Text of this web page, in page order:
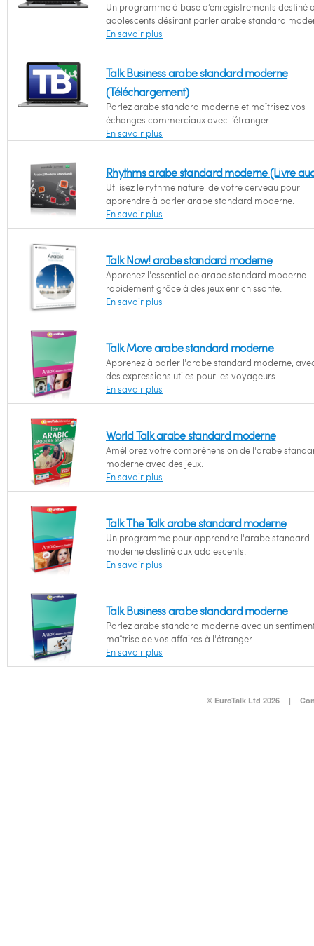
Un programme à base d’enregistrements destiné
adolescents désirant parler arabe standard
En savoir plus
Talk Business arabe standard moderne
(Téléchargement)
Parlez arabe standard moderne et maîtrisez vos
échanges commerciaux avec l’étranger.
En savoir plus
Rhythms arabe standard moderne (Livre
Utilisez le rythme naturel de votre cerveau pour
apprendre à parler arabe standard moderne.
En savoir plus
Talk Now! arabe standard moderne
Apprenez l'essentiel de arabe standard moderne
rapidement grâce à des jeux enrichissante.
En savoir plus
Talk More arabe standard moderne
Apprenez à parler l'arabe standard moderne,
des expressions utiles pour les voyageurs.
En savoir plus
World Talk arabe standard moderne
Améliorez votre compréhension de l'arabe
moderne avec des jeux.
En savoir plus
Talk The Talk arabe standard moderne
Un programme pour apprendre l'arabe standard
moderne destiné aux adolescents.
En savoir plus
Talk Business arabe standard moderne
Parlez arabe standard moderne avec un
maîtrise de vos affaires à l'étranger.
En savoir plus
© EuroTalk Ltd 2026 |